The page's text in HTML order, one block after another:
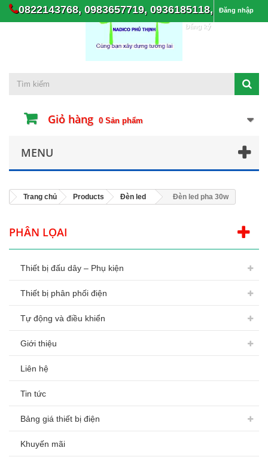
0822143768, 0983657719, 0936185118, Đăng nhập
Đăng ký
Giỏ hàng 0 Sản phẩm
MENU
Trang chủ Products Đèn led Đèn led pha 30w
PHÂN LỌAI
Thiết bị đấu dây – Phụ kiện
Thiết bị phân phối điện
Tự động và điều khiển
Giới thiệu
Liên hệ
Tin tức
Bảng giá thiết bị điện
Khuyến mãi